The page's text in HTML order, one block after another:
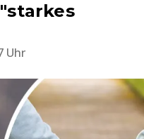
Uhr